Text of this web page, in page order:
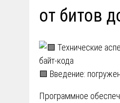
от битов
🟩 Введение:
Программное